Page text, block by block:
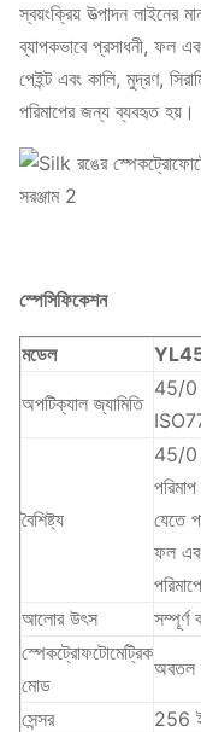
স্বয়ংক্রিয় উত্পাদন লাইনের
ব্যাপকভাবে প্রসাধনী, ফল
পেইন্ট এবং কালি, মুদ্রণ,
পরিমাপের জন্য ব্যবহৃত হয়।
স্পেসিফিকেশন
মডেল
অপটিক্যাল জ্যামিতি
45/0
বৈশিষ্ট্য
45/0
যেতে
ফল
আলোর উৎস
স্পেকট্রোফটোমেট্রিক
মোড
অবতল
সেন্সর
256